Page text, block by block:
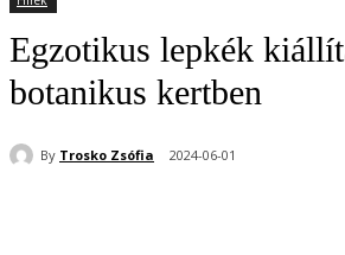
Egzotikus lepkék
botanikus kertben
By Trosko Zsófia 2024-06-01